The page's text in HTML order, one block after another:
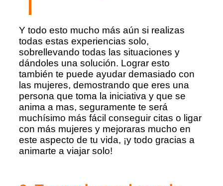
Y todo esto mucho más aún si realizas
todas estas experiencias solo,
sobrellevando todas las situaciones y
dándoles una solución. Lograr esto
también te puede ayudar demasiado con
las mujeres, demostrando que eres una
persona que toma la iniciativa y que se
anima a mas, seguramente te será
muchísimo más fácil conseguir citas o ligar
con más mujeres y mejoraras mucho en
este aspecto de tu vida, ¡y todo gracias a
animarte a viajar solo!